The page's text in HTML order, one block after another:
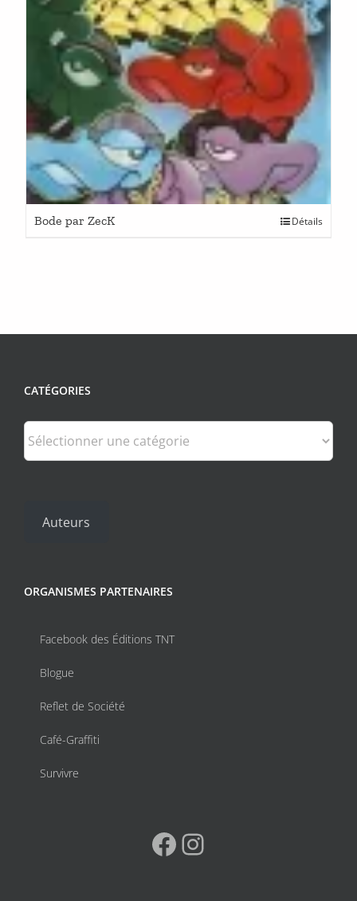
Bode par ZecK Détails
CATÉGORIES
Catégories
Auteurs
ORGANISMES PARTENAIRES
Facebook des Éditions TNT
Blogue
Reflet de Société
Café-Graffiti
Survivre
Facebook